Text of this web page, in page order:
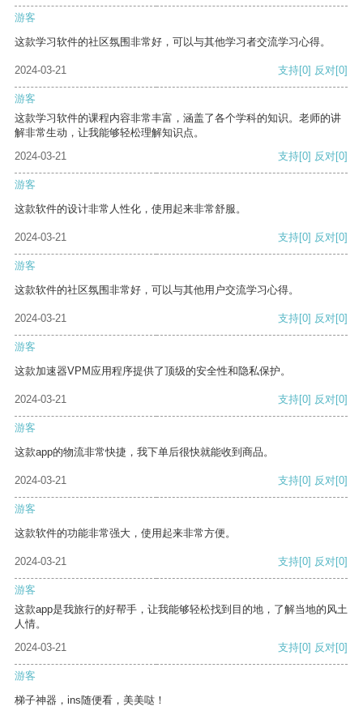
游客
这款学习软件的社区氛围非常好，可以与其他学习者交流学习心得。
2024-03-21 支持[0] 反对[0]
游客
这款学习软件的课程内容非常丰富，涵盖了各个学科的知识。老师的讲
解非常生动，让我能够轻松理解知识点。
2024-03-21
支持[0] 反对[0]
游客
这款软件的设计非常人性化，使用起来非常舒服。
2024-03-21 支持[0] 反对[0]
游客
这款软件的社区氛围非常好，可以与其他用户交流学习心得。
2024-03-21 支持[0] 反对[0]
游客
这款加速器VPM应用程序提供了顶级的安全性和隐私保护。
2024-03-21 支持[0] 反对[0]
游客
这款app的物流非常快捷，我下单后很快就能收到商品。
2024-03-21 支持[0] 反对[0]
游客
这款软件的功能非常强大，使用起来非常方便。
2024-03-21 支持[0] 反对[0]
游客
这款app是我旅行的好帮手，让我能够轻松找到目的地，了解当地的风土
人情。
2024-03-21
支持[0] 反对[0]
游客
梯子神器，ins随便看，美美哒！